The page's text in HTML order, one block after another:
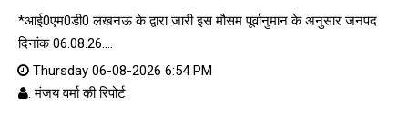
*आई0एम0डी0 लखनऊ के द्वारा जारी इस मौसम पूर्वानुमान के अनुसार जनपद
दिनांक 06.08.26....
Thursday 06-08-2026 6:54 PM
: मंजय वर्मा की रिपोर्ट